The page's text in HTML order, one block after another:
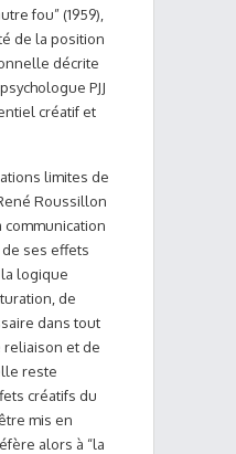
fou” (1959),
de la position
décrite
PJJ
créatif et
limites de
Roussillon
de ses effets
logique
de
dans tout
et de
reste
créatifs du
mis en
alors à “la